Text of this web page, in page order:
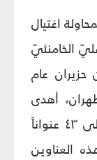
اغتيال
الخامنئيّ
عام
أهدى
سماحته ١١٥ نسخة كتاب تشتمل على ٤٣ عنواناً
العناوين